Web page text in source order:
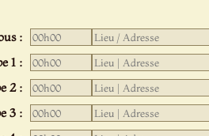
:
1 :
2 :
3 :